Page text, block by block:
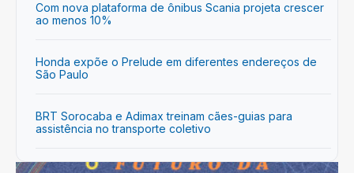
Com nova plataforma de ônibus Scania projeta crescer
ao menos 10%
Honda expõe o Prelude em diferentes endereços de
São Paulo
BRT Sorocaba e Adimax treinam cães-guias para
assistência no transporte coletivo